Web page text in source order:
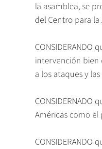
la asamblea, se
del Centro para la
intervención bien
a los ataques y
Américas como